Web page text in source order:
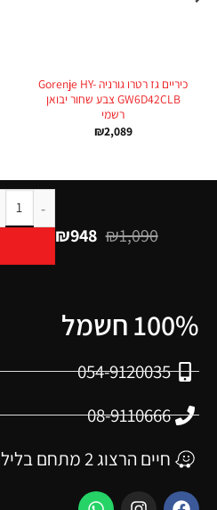
כיריים גז רטרו גורניה Gorenje HY-
GW6D42CLB צבע שחור יבואן
רשמי
₪2,089
₪1,090
₪948
100% חשמל
054-9120035
08-9110666
חיים הרצוג 2 מתחם בליליוס גדרה